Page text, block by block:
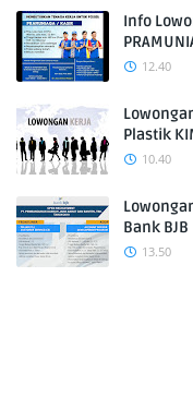
Info
12.40
Plastik
10.40
Bank BJB
13.50